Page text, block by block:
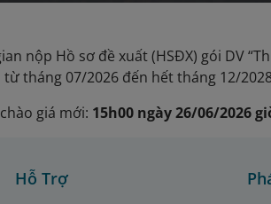
nộp Hồ sơ đề xuất (HSĐX) gói DV
tháng 07/2026 đến hết tháng 12/
giá mới: 15h00 ngày 26/06/2026
Hỗ Trợ